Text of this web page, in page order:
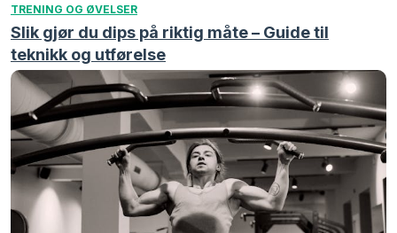
TRENING OG ØVELSER
Slik gjør du dips på riktig måte – Guide til
teknikk og utførelse